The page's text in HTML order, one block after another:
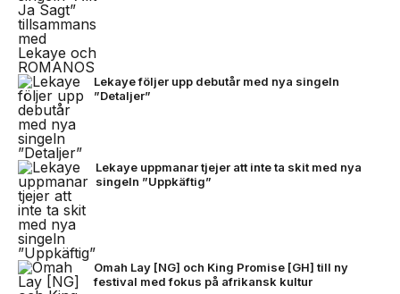
Lekaye följer upp debutår med nya singeln
”Detaljer”
Lekaye uppmanar tjejer att inte ta skit med nya
singeln ”Uppkäftig”
Omah Lay [NG] och King Promise [GH] till ny
festival med fokus på afrikansk kultur